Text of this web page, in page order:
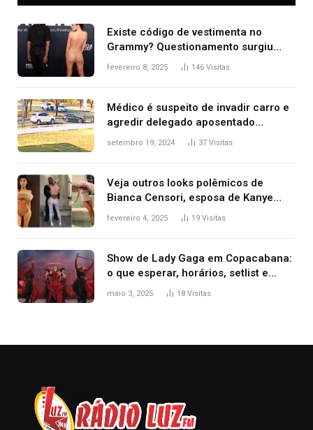
Existe código de vestimenta no
Grammy? Questionamento surgiu
após Bianca Censori, mulher de
fevereiro 8, 2025 146 Visitas
Médico é suspeito de invadir carro e
agredir delegado aposentado
durante confusão no trânsito
setembro 19, 2024 37 Visitas
Veja outros looks polêmicos de
Bianca Censori, esposa de Kanye
West que apareceu nua no Grammy
fevereiro 4, 2025 19 Visitas
Show de Lady Gaga em Copacabana:
o que esperar, horários, setlist e
onde assistir
maio 3, 2025 18 Visitas